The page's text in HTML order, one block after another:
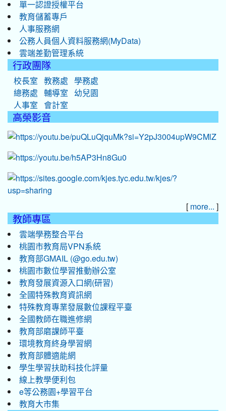
單一認證授權平台
教育儲蓄專戶
人事服務網
公務人員個人資料服務網(MyData)
雲端差勤管理系統
行政團隊
校長室 教務處
學務處
總務處
輔導室
幼兒園
人事室
會計室
高榮影音
[ more... ]
教師專區
雲端學務整合平台
桃園市教育局VPN系統
教育部GMAIL (@go.edu.tw)
桃園市數位學習推動辦公室
教育發展資源入口網(研習)
全國特殊教育資訊網
特殊教育專業發展數位課程平臺
全國教師在職進修網
教育部磨課師平臺
環境教育終身學習網
教育部體適能網
學生學習扶助科技化評量
線上教學便利包
e等公務園+學習平台
教育大市集